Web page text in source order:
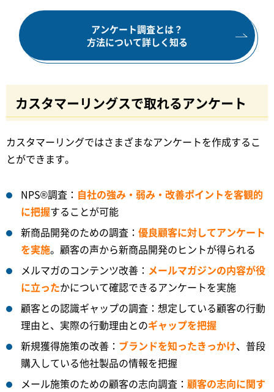
アンケート調査とは？
方法について詳しく知る
カスタマーリングスで取れるアンケート
カスタマーリングではさまざまなアンケートを作成するこ
とができます。
NPS®調査： 自社の強み・弱み・改善ポイントを客観的
に把握することが可能
新商品開発のための調査： 優良顧客に対してアンケート
を実施。顧客の声から新商品開発のヒントが得られる
メルマガのコンテンツ改善： メールマガジンの内容が役
に立ったかについて確認できるアンケートを実施
顧客との認識ギャップの調査：想定している顧客の行動
理由と、実際の行動理由とのギャップを把握
新規獲得施策の改善： ブランドを知ったきっかけ、普段
購入している他社製品の情報を把握
メール施策のための顧客の志向調査： 顧客の志向に関す